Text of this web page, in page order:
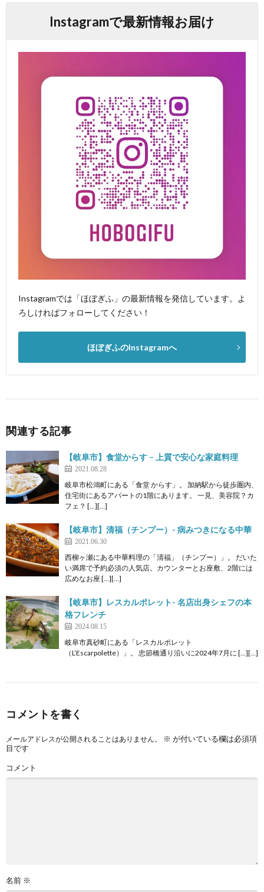
Instagramで最新情報お届け
Instagramでは「ほぼぎふ」の最新情報を発信しています。よ
ろしければフォローしてください！
ほぼぎふのInstagramへ
関連する記事
【岐阜市】食堂からす − 上質で安心な家庭料理
2021.08.28
岐阜市松鴻町にある「食堂 からす」。 加納駅から徒歩圏内、
住宅街にあるアパートの1階にあります。 一見、美容院？カ
フェ？ […][…]
【岐阜市】清福（チンプー）- 病みつきになる中華
2021.06.30
西柳ヶ瀬にある中華料理の「清福」（チンプー）」。 だいた
い満席で予約必須の人気店。カウンターとお座敷、2階には
広めなお座 […][…]
【岐阜市】レスカルポレット- 名店出身シェフの本
格フレンチ
2024.08.15
岐阜市真砂町にある「レスカルポレット
（L’Escarpolette）」。 忠節橋通り沿いに2024年7月に […][…]
コメントを書く
メールアドレスが公開されることはありません。 ※ が付いている欄は必須項
目です
コメント
名前 ※